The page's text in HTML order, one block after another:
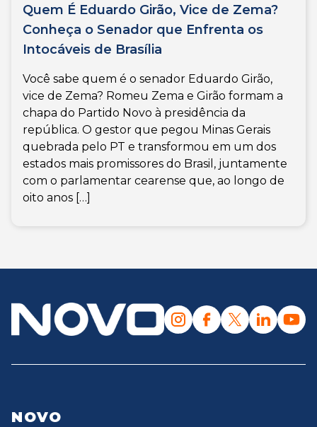
Quem É Eduardo Girão, Vice de Zema?
Conheça o Senador que Enfrenta os
Intocáveis de Brasília
Você sabe quem é o senador Eduardo Girão,
vice de Zema? Romeu Zema e Girão formam a
chapa do Partido Novo à presidência da
república. O gestor que pegou Minas Gerais
quebrada pelo PT e transformou em um dos
estados mais promissores do Brasil, juntamente
com o parlamentar cearense que, ao longo de
oito anos […]
NOVO